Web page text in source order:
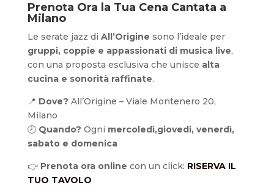
Prenota Ora la Tua Cena Cantata a
Milano
Le serate jazz di All’Origine sono l’ideale per
gruppi, coppie e appassionati di musica live,
con una proposta esclusiva che unisce alta
cucina e sonorità raffinate.
📍 Dove? All’Origine – Viale Montenero 20,
Milano
🕗 Quando? Ogni mercoledì,giovedi, venerdì,
sabato e domenica
👉 Prenota ora online con un click: RISERVA IL
TUO TAVOLO